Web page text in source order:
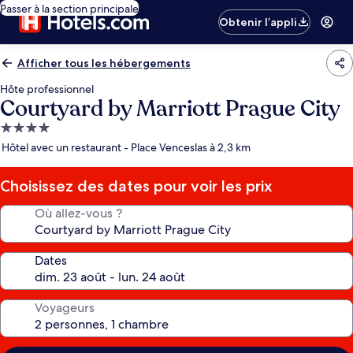
Passer à la section principale
Obtenir l’appli
Afficher tous les hébergements
Hôte professionnel
Courtyard by Marriott Prague City
Hébergement
4.0 étoiles
Hôtel avec un restaurant - Place Venceslas à 2,3 km
Choisissez des dates pour voir les prix
Où allez-vous ?
Dates
Voyageurs